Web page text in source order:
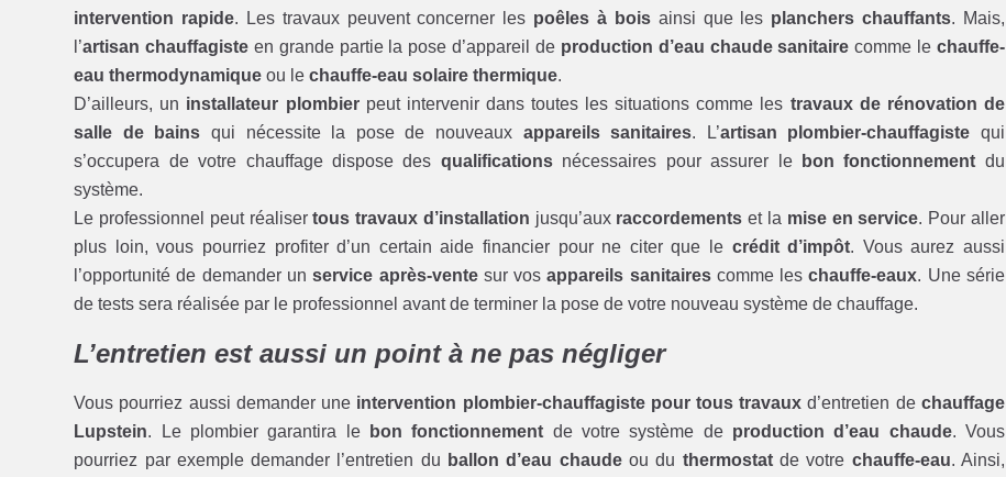
intervention rapide. Les travaux peuvent concerner les poêles à boisainsi que les planchers chauffants. Mais,
l’artisan chauffagiste en grande partie la pose d’appareil de production d’eau chaude sanitaire comme le chauffe-
eau thermodynamique ou lechauffe-eau solaire thermique.
D’ailleurs, un installateur plombierpeut intervenir dans toutes les situations comme les travaux de rénovation de
salle de bains qui nécessite la pose de nouveaux appareils sanitaires. L’artisan plombier-chauffagiste qui
s’occupera de votre chauffage dispose des qualificationsnécessaires pour assurer le bon fonctionnement du
système.
Le professionnel peut réalisertous travaux d’installation jusqu’aux raccordements et la mise en service. Pour aller
plus loin, vous pourriez profiter d’un certain aide financier pour ne citer que le crédit d’impôt. Vous aurez aussi
l’opportunité de demander unservice après-ventesur vosappareils sanitairescomme leschauffe-eaux. Une série
de tests sera réalisée par le professionnel avant de terminer la pose de votre nouveau système de chauffage.
L’entretien est aussi un point à ne pas négliger
Vous pourriez aussi demander une intervention plombier-chauffagiste pour tous travaux d’entretien de chauffage
Lupstein. Le plombier garantira le bon fonctionnement de votre système de production d’eau chaude. Vous
pourriez par exemple demander l’entretien du ballon d’eau chaudeou du thermostatde votre chauffe-eau. Ainsi,